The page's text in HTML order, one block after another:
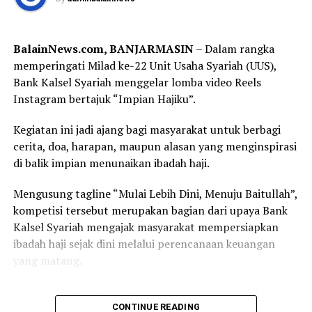
0
Provinsi Kalimantan Selatan, Bupati Hulu Sungai
Tengah, serta jajaran TNI, Polri, dan pemerintah daerah.
Dalam sambutannya, Gubernur H. Muhidin mengajak
memperkuat persaudaraan sekaligus membangun
prestasi sepak bola Banua.
baik, lancar, serta mendapat bimbingan dan petunjuk
dari Allah SWT. Atas nama Pemerintah Provinsi
Kalimantan Selatan, saya menyampaikan apresiasi
kepada Pangdam XXII/Tambun Bungai beserta seluruh
panitia atas terselenggaranya kompetisi yang menjadi
XXII/Tambun Bungai,” sampai Gubernur H. Muhidin.
BalainNews.com, BANJARMASIN– Dalam rangka
memperingati Milad ke-22 Unit Usaha Syariah (UUS),
Bank Kalsel Syariah menggelar lomba video Reels
Instagram bertajuk “Impian Hajiku”.
Kegiatan ini jadi ajang bagi masyarakat untuk berbagi
cerita, doa, harapan, maupun alasan yang menginspirasi
di balik impian menunaikan ibadah haji.
Mengusung tagline “Mulai Lebih Dini, Menuju Baitullah”,
kompetisi tersebut merupakan bagian dari upaya Bank
Kalsel Syariah mengajak masyarakat mempersiapkan
ibadah haji sejak dini melalui perencanaan keuangan
yang matang.
Reels berdurasi maksimal dua menit dengan tema
CONTINUE READING